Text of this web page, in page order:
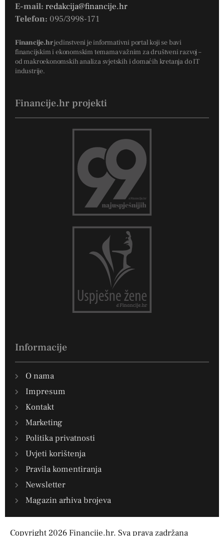
E-mail: redakcija@financije.hr
Telefon: 095/3998-171
Financije.hrjedinstveni je informativni portal koji se bavi
financijskim i ekonomskim temama važnim za društveni razvoj –
od makroekonomskih analiza svjetskih i domaćih kretanja do IT
industrije.
Financije.hr projekti
Informacije
O nama
Impresum
Kontakt
Marketing
Politika privatnosti
Uvjeti korištenja
Pravila komentiranja
Newsletter
Magazin arhiva brojeva
Copyright 2026 Financije.hr. Sva prava zadržana